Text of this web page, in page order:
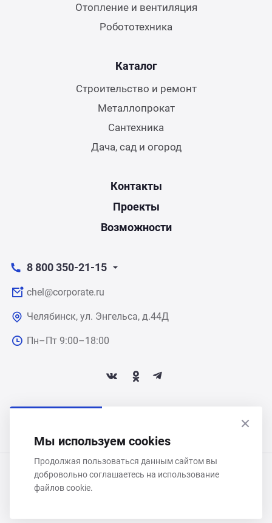
Отопление и вентиляция
Робототехника
Каталог
Строительство и ремонт
Металлопрокат
Сантехника
Дача, сад и огород
Контакты
Проекты
Возможности
8 800 350-21-15
chel@corporate.ru
Челябинск, ул. Энгельса, д.44Д
Пн–Пт 9:00–18:00
ООО «Некстайп» 2026 © Все права защищены
Мы используем cookies
Продолжая пользоваться данным сайтом вы
добровольно соглашаетесь на использование
файлов cookie.